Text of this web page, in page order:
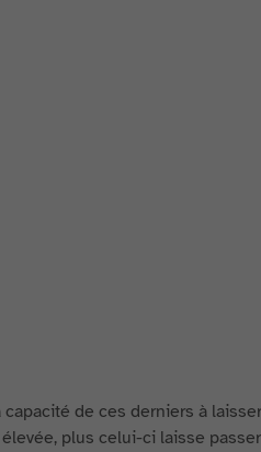
de ces derniers à
plus celui-ci laisse